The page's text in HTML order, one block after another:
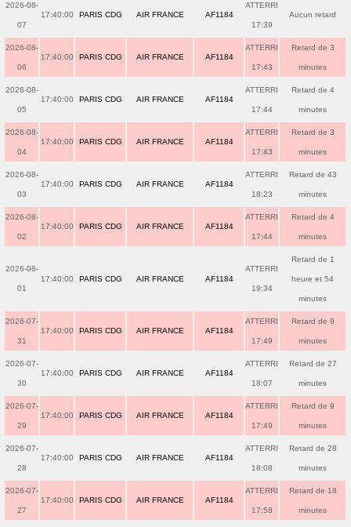
2026-08-
07
17:40:00 PARIS CDG AIR FRANCE AF1184
ATTERRI
17:39
Aucun retard
2026-08-
06
17:40:00 PARIS CDG AIR FRANCE AF1184
ATTERRI
17:43
Retard de 3
minutes
2026-08-
05
17:40:00 PARIS CDG AIR FRANCE AF1184
ATTERRI
17:44
Retard de 4
minutes
2026-08-
04
17:40:00 PARIS CDG AIR FRANCE AF1184
ATTERRI
17:43
Retard de 3
minutes
2026-08-
03
17:40:00 PARIS CDG AIR FRANCE AF1184
ATTERRI
18:23
Retard de 43
minutes
2026-08-
02
17:40:00 PARIS CDG AIR FRANCE AF1184
ATTERRI
17:44
Retard de 4
minutes
2026-08-
01
17:40:00 PARIS CDG AIR FRANCE AF1184
ATTERRI
19:34
Retard de 1
heure et 54
minutes
2026-07-
31
17:40:00 PARIS CDG AIR FRANCE AF1184
ATTERRI
17:49
Retard de 9
minutes
2026-07-
30
17:40:00 PARIS CDG AIR FRANCE AF1184
ATTERRI
18:07
Retard de 27
minutes
2026-07-
29
17:40:00 PARIS CDG AIR FRANCE AF1184
ATTERRI
17:49
Retard de 9
minutes
2026-07-
28
17:40:00 PARIS CDG AIR FRANCE AF1184
ATTERRI
18:08
Retard de 28
minutes
2026-07-
27
17:40:00 PARIS CDG AIR FRANCE AF1184
ATTERRI
17:58
Retard de 18
minutes